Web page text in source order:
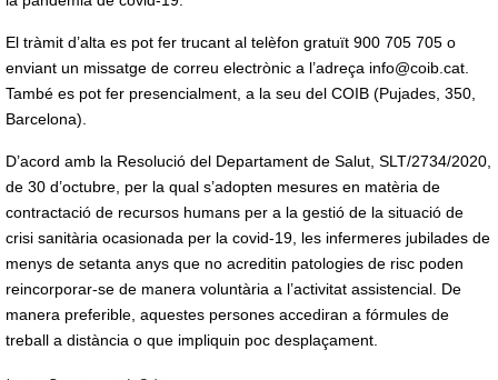
El tràmit d’alta es pot fer trucant al telèfon gratuït 900 705 705 o
enviant un missatge de correu electrònic a l’adreça info@coib.cat.
També es pot fer presencialment, a la seu del COIB (Pujades, 350,
Barcelona).
D’acord amb la Resolució del Departament de Salut, SLT/2734/2020,
de 30 d’octubre, per la qual s’adopten mesures en matèria de
contractació de recursos humans per a la gestió de la situació de
crisi sanitària ocasionada per la covid-19, les infermeres jubilades de
menys de setanta anys que no acreditin patologies de risc poden
reincorporar-se de manera voluntària a l’activitat assistencial. De
manera preferible, aquestes persones accediran a fórmules de
treball a distància o que impliquin poc desplaçament.